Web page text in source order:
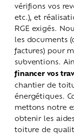
vérifions vos
etc.), et
RGE exigés.
les documents
factures) pour
subventions.
financer vos
chantier de
énergétiques.
mettons notre
obtenir les
toiture de